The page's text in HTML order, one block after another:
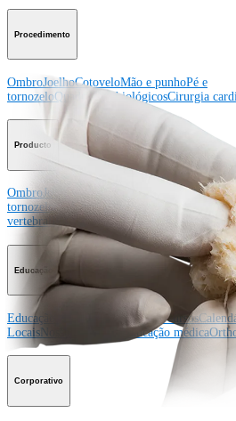
Procedimento
OmbroJoelhoCotoveloMão e punhoPé e
tornozeloQuadrilOrtobiológicosCirurgia
Producto
OmbroJoelhoCotovelo
Pé e
tornozeloQuadrilOrtobiológicos Cirurgia
vertebralImagem e ressecção
Educação médica
Educação médica Descrição dos cursos
LocaisNossa equipe de educação médica
Corporativo